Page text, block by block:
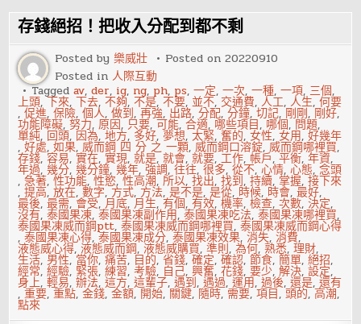
工
作！
為
何
要
叫
我
做？
存錢絕招！把收入分配到都不剩
Posted by樂威壯 Posted on20220910
Posted in人際互動
Taggedav,der, ig, ng, ph, ps,一定,一次,一種,一項, 三個,
上頭,下來,下去,不夠,不是,不要,並不, 交通費,人工,人生,何要
,促進,保險,個人,做到,再強, 出路,分配,分鐘,切記, 剛剛, 剛好,
功能障礙,努力,原因, 只要,可能,合適, 哪些項目, 哪個, 問題,
單純, 回頭, 因為,地方, 多好,夢想,太緊,奮的,女性,女用,好幾年
,好處,如果,威而鋼 四 分 之 一顆,威而鋼口溶錠,威而鋼哪裡買,
存錢,容易,實在,實現,就是,就會,就要,工作, 帳戶,平衡,年資,
年過,幾分,幾分鐘,幾年,強調,往往,很多,從不,心情,心態,念頭
,急著,性功能,性慾,性高潮,所以,找出,找到,持續,掌握,接下來
,提高,放在,數字, 方式, 方法,是不是,是從, 時候, 時會,最好,
最後,最需, 會受, 月底, 月生,有個,有效,機率,檢查,次數,決定,
沒有,泰國果凍,泰國果凍副作用,泰國果凍吃法,泰國果凍哪裡買,
泰國果凍威而鋼ptt,泰國果凍威而鋼哪裡買,泰國果凍威而鋼心得
,泰國果凍心得,泰國果凍成分,泰國果凍效果,消失,消費,
液態威心得,液態威而鋼,液態威購買,準則,為何,熟悉,理財,
生活, 男性, 當你,痛苦, 目的,省錢,確定,確認,節食,簡單,絕招,
經常,經驗, 緊張,練習,考驗, 自己,興奮,花錢,要少,解決,設定,
身上,輕易,辦法,這方,這輩子,遇到,遇過,運用,過後,還是,還有
,重要,重點,金錢,金額, 開始, 關鍵, 隨時, 需要,項目,頭的,高潮,
點來